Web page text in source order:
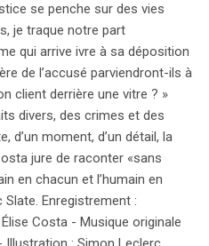
se penche sur des vies
je traque notre part
qui arrive ivre à sa déposition
de l’accusé parviendront-ils à
client derrière une vitre ? »
divers, des crimes et des
d’un moment, d’un détail, la
jure de raconter «sans
en chacun et l’humain en
Enregistrement :
Costa - Musique originale